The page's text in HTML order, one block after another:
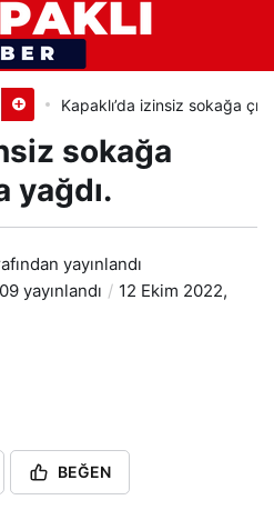
Kapaklı’da izinsiz sokağa
sokağa
yağdı.
yayınlandı
yayınlandı
12 Ekim 2022,
BEĞEN
sokağa çıkanlara
0